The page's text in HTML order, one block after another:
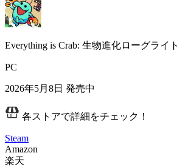
Everything is Crab: 生物進化ローグライト
PC
2026年5月8日 発売中
各ストアで詳細をチェック！
Steam
Amazon
楽天